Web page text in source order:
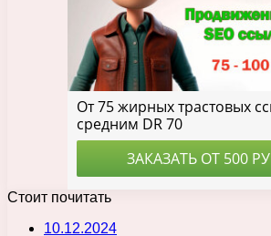
Стоит почитать
10.12.2024